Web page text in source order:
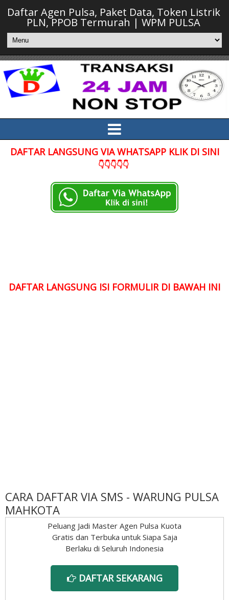
Daftar Agen Pulsa, Paket Data, Token Listrik
PLN, PPOB Termurah | WPM PULSA
DAFTAR LANGSUNG VIA WHATSAPP KLIK DI SINI
👇👇👇👇👇
DAFTAR LANGSUNG ISI FORMULIR DI BAWAH INI
CARA DAFTAR VIA SMS - WARUNG PULSA
MAHKOTA
Peluang Jadi Master Agen Pulsa Kuota
Gratis dan Terbuka untuk Siapa Saja
Berlaku di Seluruh Indonesia
DAFTAR SEKARANG